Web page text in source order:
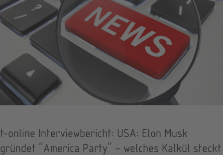
t-online Interviewbericht: USA: Elon Musk
gründet "America Party" – welches Kalkül steckt